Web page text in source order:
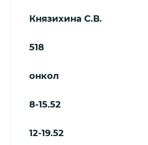
Князихина С.В.
518
онкол
8-15.52
12-19.52